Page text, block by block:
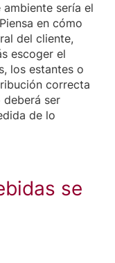
sería el
en cómo
del cliente,
escoger el
los estantes o
correcta
deberá ser
de lo
se